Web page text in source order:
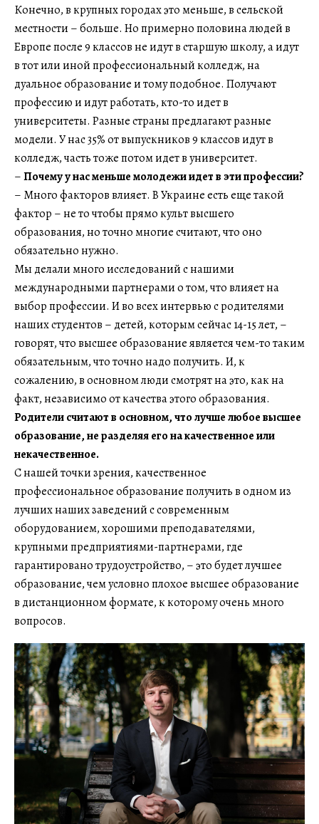
Конечно, в крупных городах это меньше, в сельской
местности – больше. Но примерно половина людей в
Европе после 9 классов не идут в старшую школу, а идут
в тот или иной профессиональный колледж, на
дуальное образование и тому подобное. Получают
профессию и идут работать, кто-то идет в
университеты. Разные страны предлагают разные
модели. У нас 35% от выпускников 9 классов идут в
колледж, часть тоже потом идет в университет.
–Почему у нас меньше молодежи идет в эти профессии?
– Много факторов влияет. В Украине есть еще такой
фактор – не то чтобы прямо культ высшего
образования, но точно многие считают, что оно
обязательно нужно.
Мы делали много исследований с нашими
международными партнерами о том, что влияет на
выбор профессии. И во всех интервью с родителями
наших студентов – детей, которым сейчас 14-15 лет, –
говорят, что высшее образование является чем-то таким
обязательным, что точно надо получить. И, к
сожалению, в основном люди смотрят на это, как на
факт, независимо от качества этого образования.
Родители считают в основном, что лучше любое высшее
образование, не разделяя его на качественное или
некачественное.
С нашей точки зрения, качественное
профессиональное образование получить в одном из
лучших наших заведений с современным
оборудованием, хорошими преподавателями,
крупными предприятиями-партнерами, где
гарантировано трудоустройство, – это будет лучшее
образование, чем условно плохое высшее образование
в дистанционном формате, к которому очень много
вопросов.